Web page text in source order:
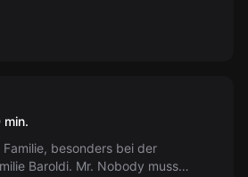
Sohn
min.
besonders bei der
Baroldi. Mr. Nobody muss